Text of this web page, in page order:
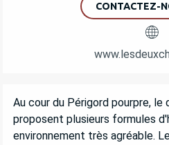
CONTACTEZ-
DESCRIPTION
Au cour du Périgord pourpre, le
proposent plusieurs formules
environnement très agréable.